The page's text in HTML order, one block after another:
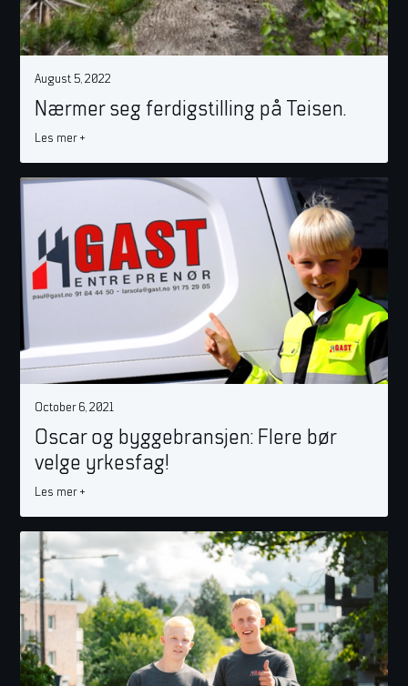
August 5, 2022
Nærmer seg ferdigstilling på Teisen.
Les mer +
October 6, 2021
Oscar og byggebransjen: Flere bør
velge yrkesfag!
Les mer +